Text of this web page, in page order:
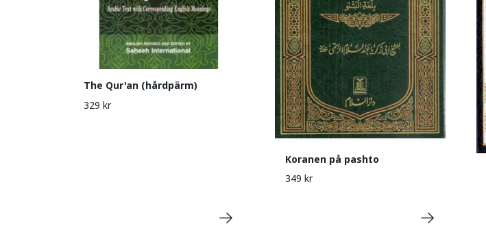
The Qur'an (hårdpärm)
329 kr
Koranen på pashto
349 kr